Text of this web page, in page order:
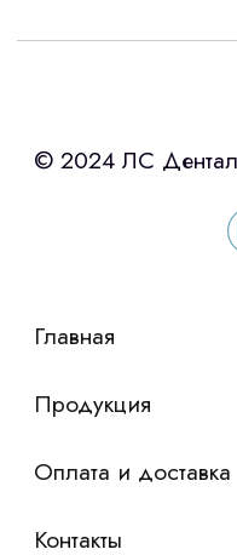
условия по
просто